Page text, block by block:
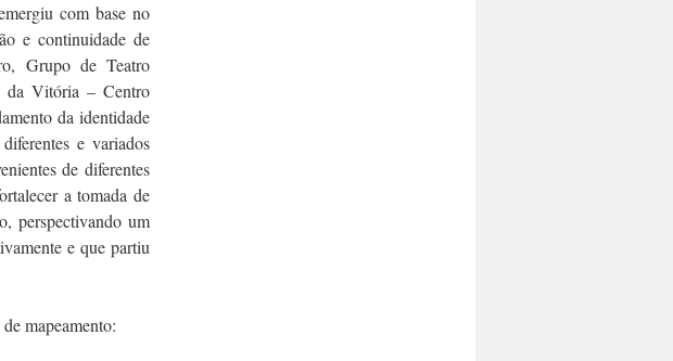
com base no
e continuidade de
Grupo de Teatro
da Vitória – Centro
da identidade
e variados
de diferentes
a tomada de
perspectivando um
e que partiu
mapeamento: